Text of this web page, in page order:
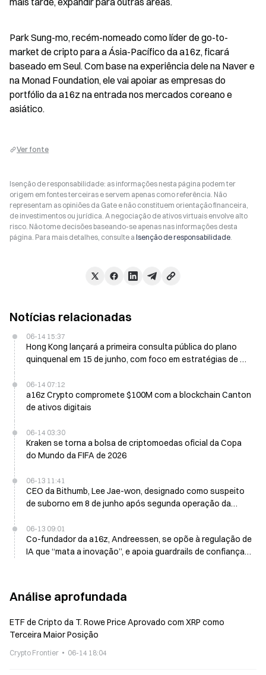
Park Sung-mo, recém-nomeado como líder de go-to-
market de cripto para a Ásia-Pacífico da a16z, ficará
baseado em Seul. Com base na experiência dele na Naver e
na Monad Foundation, ele vai apoiar as empresas do
portfólio da a16z na entrada nos mercados coreano e
asiático.
Ver fonte
Isenção de responsabilidade: as informações nesta página podem ter
origem em fontes terceiras e servem apenas como referência. Não
representam as opiniões da Gate e não constituem orientação financeira,
de investimentos ou jurídica. A negociação de ativos virtuais envolve alto
risco. Não tome decisões baseando-se apenas nas informações desta
página. Para mais detalhes, consulte a Isenção de responsabilidade.
Notícias relacionadas
06-14 15:37
Hong Kong lançará a primeira consulta pública do plano
quinquenal em 15 de junho, com foco em estratégias de AI+
06-14 07:12
a16z Crypto compromete $100M com a blockchain Canton
de ativos digitais
06-14 03:30
Kraken se torna a bolsa de criptomoedas oficial da Copa
do Mundo da FIFA de 2026
06-13 11:41
CEO da Bithumb, Lee Jae-won, designado como suspeito
de suborno em 8 de junho após segunda operação da
06-13 09:01
Co-fundador da a16z, Andreessen, se opõe à regulação de
IA que “mata a inovação”, e apoia guardrails de confiança e
Análise aprofundada
ETF de Cripto da T. Rowe Price Aprovado com XRP como
Terceira Maior Posição
Crypto Frontier 06-14 18:04